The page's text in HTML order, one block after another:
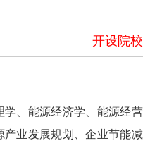
开设院校
、能源经济学、能源经营
业发展规划、企业节能减